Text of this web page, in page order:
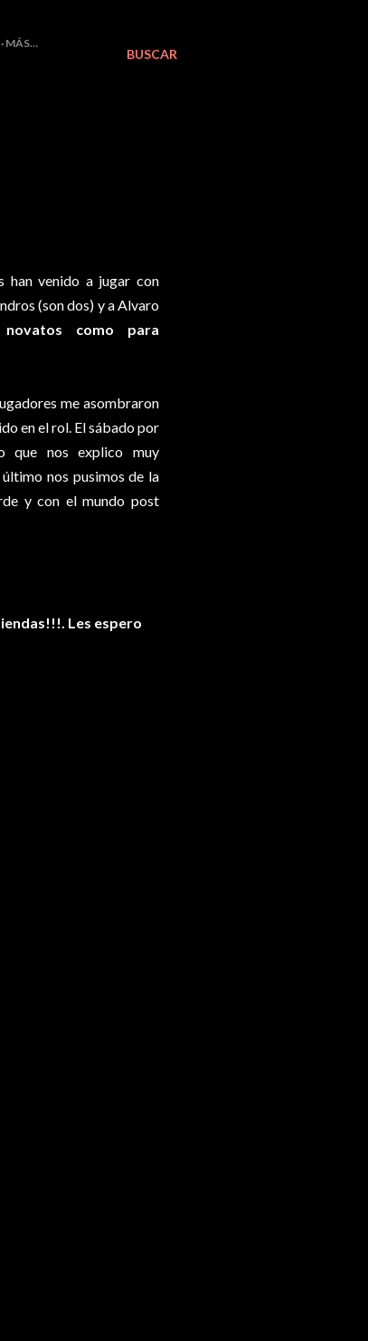
BUSCAR
MÁS…
han venido a jugar con
(son dos) y a Alvaro
como para
me asombraron
en el rol. El sábado por
que nos explico muy
nos pusimos de la
y con el mundo post
Les espero